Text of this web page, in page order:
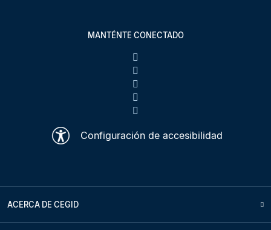
MANTÉNTE CONECTADO
Configuración de accesibilidad
ACERCA DE CEGID